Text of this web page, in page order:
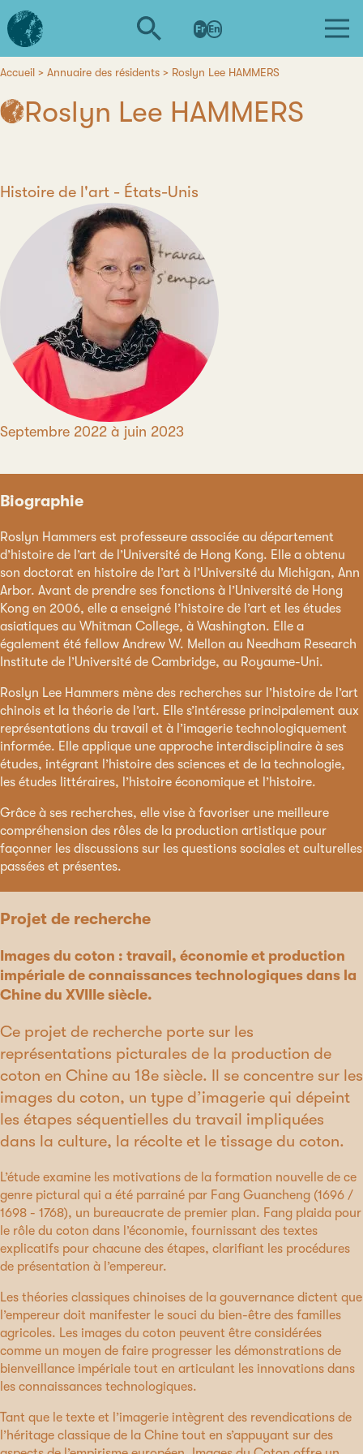
Aller
au
contenu
L'institut
d'études
avancées
de
Fr En
d'Ariane
Accueil Annuaire des résidents Roslyn Lee HAMMERS
Roslyn Lee HAMMERS
Discipline
Histoire de l'art Pays
États-Unis
Période
Septembre 2022 à juin 2023
Biographie
Roslyn Hammers est professeure associée au département
d’histoire de l’art de l’Université de Hong Kong. Elle a obtenu
son doctorat en histoire de l’art à l’Université du Michigan, Ann
Arbor. Avant de prendre ses fonctions à l’Université de Hong
Kong en 2006, elle a enseigné l’histoire de l’art et les études
asiatiques au Whitman College, à Washington. Elle a
également été fellow Andrew W. Mellon au Needham Research
Institute de l’Université de Cambridge, au Royaume-Uni.
Roslyn Lee Hammers mène des recherches sur l’histoire de l’art
chinois et la théorie de l’art. Elle s’intéresse principalement aux
représentations du travail et à l’imagerie technologiquement
informée. Elle applique une approche interdisciplinaire à ses
études, intégrant l’histoire des sciences et de la technologie,
les études littéraires, l’histoire économique et l’histoire.
Grâce à ses recherches, elle vise à favoriser une meilleure
compréhension des rôles de la production artistique pour
façonner les discussions sur les questions sociales et culturelles
passées et présentes.
Projet de recherche
Images du coton : travail, économie et production
impériale de connaissances technologiques dans la
Chine du XVIIIe siècle.
Ce projet de recherche porte sur les
représentations picturales de la production de
coton en Chine au 18e siècle. Il se concentre sur les
images du coton, un type d’imagerie qui dépeint
les étapes séquentielles du travail impliquées
dans la culture, la récolte et le tissage du coton.
L’étude examine les motivations de la formation nouvelle de ce
genre pictural qui a été parrainé par Fang Guancheng (1696 /
1698 - 1768), un bureaucrate de premier plan. Fang plaida pour
le rôle du coton dans l’économie, fournissant des textes
explicatifs pour chacune des étapes, clarifiant les procédures
de présentation à l’empereur.
Les théories classiques chinoises de la gouvernance dictent que
l’empereur doit manifester le souci du bien-être des familles
agricoles. Les images du coton peuvent être considérées
comme un moyen de faire progresser les démonstrations de
bienveillance impériale tout en articulant les innovations dans
les connaissances technologiques.
Tant que le texte et l’imagerie intègrent des revendications de
l’héritage classique de la Chine tout en s’appuyant sur des